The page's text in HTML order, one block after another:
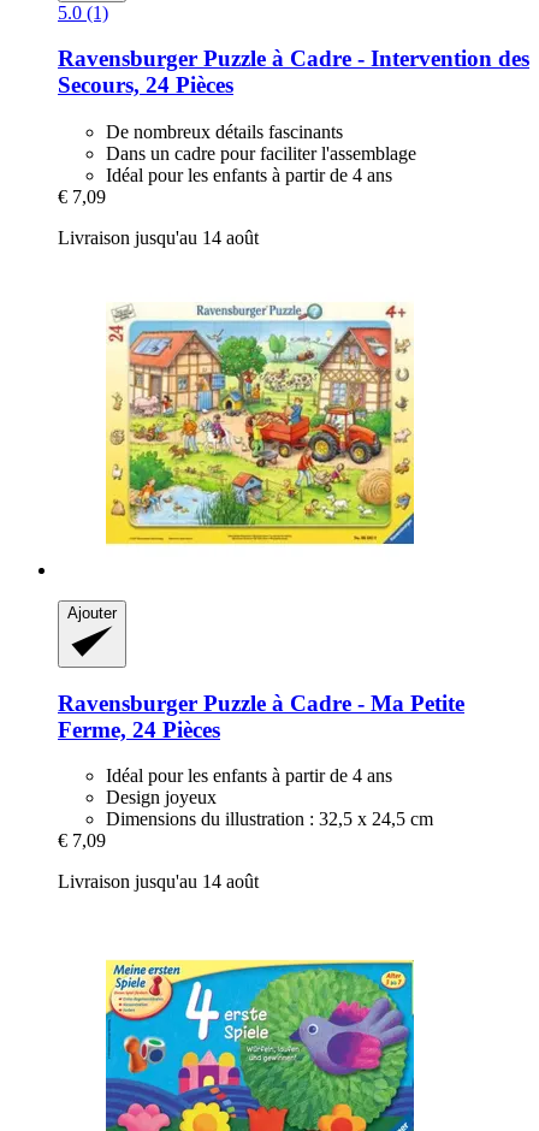
5.0 (1)
Ravensburger Puzzle à Cadre -​ Intervention des
Secours, 24 Pièces
De nombreux détails fascinants
Dans un cadre pour faciliter l'assemblage
Idéal pour les enfants à partir de 4 ans
€ 7,09
Livraison jusqu'au 14 août
Ajouter
Ravensburger Puzzle à Cadre -​ Ma Petite
Ferme, 24 Pièces
Idéal pour les enfants à partir de 4 ans
Design joyeux
Dimensions du illustration : 32,5 x 24,5 cm
€ 7,09
Livraison jusqu'au 14 août